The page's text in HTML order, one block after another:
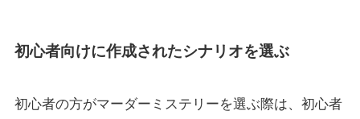
初心者向けに作成されたシナリオを選ぶ
初心者の方がマーダーミステリーを選ぶ際は、初心者